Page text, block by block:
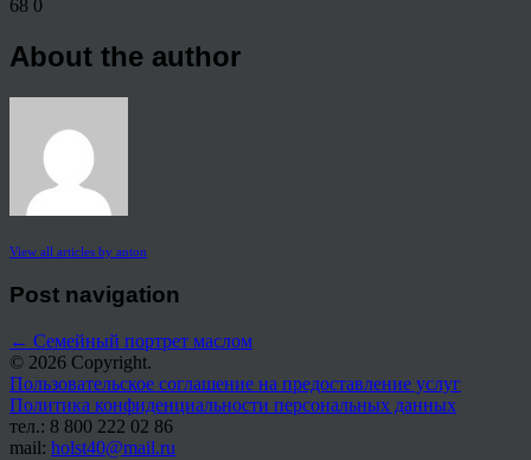
68 0
About the author
View all articles by anton
Post navigation
← Семейный портрет маслом
© 2026 Copyright.
Пользовательское соглашение на предоставление услуг
Политика конфиденциальности персональных данных
тел.: 8 800 222 02 86
mail: holst40@mail.ru